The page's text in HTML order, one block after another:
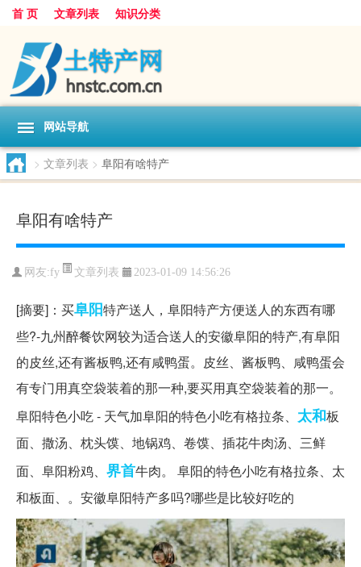
首 页 文章列表 知识分类
网站导航
> 文章列表 > 阜阳有啥特产
阜阳有啥特产
网友:fy 文章列表 2023-01-09 14:56:26
[摘要]：买阜阳特产送人，阜阳特产方便送人的东西有哪
些?-九州醉餐饮网较为适合送人的安徽阜阳的特产,有阜阳
的皮丝,还有酱板鸭,还有咸鸭蛋。皮丝、酱板鸭、咸鸭蛋会
有专门用真空袋装着的那一种,要买用真空袋装着的那一。
阜阳特色小吃 - 天气加阜阳的特色小吃有格拉条、 太和板
面、撒汤、枕头馍、地锅鸡、卷馍、插花牛肉汤、三鲜
面、阜阳粉鸡、 界首牛肉。 阜阳的特色小吃有格拉条、太
和板面、。安徽阜阳特产多吗?哪些是比较好吃的